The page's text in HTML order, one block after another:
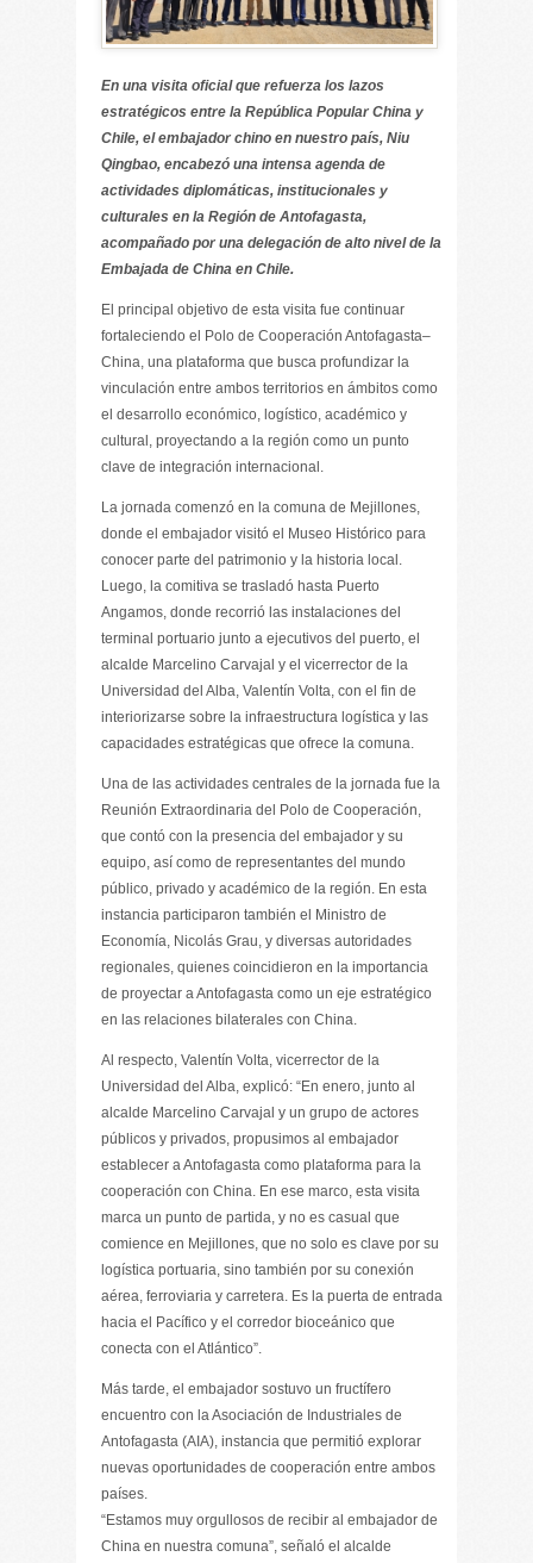
En una visita oficial que refuerza los lazos
estratégicos entre la República Popular China y
Chile, el embajador chino en nuestro país, Niu
Qingbao, encabezó una intensa agenda de
actividades diplomáticas, institucionales y
culturales en la Región de Antofagasta,
acompañado por una delegación de alto nivel de la
Embajada de China en Chile.
El principal objetivo de esta visita fue continuar
fortaleciendo el Polo de Cooperación Antofagasta–
China, una plataforma que busca profundizar la
vinculación entre ambos territorios en ámbitos como
el desarrollo económico, logístico, académico y
cultural, proyectando a la región como un punto
clave de integración internacional.
La jornada comenzó en la comuna de Mejillones,
donde el embajador visitó el Museo Histórico para
conocer parte del patrimonio y la historia local.
Luego, la comitiva se trasladó hasta Puerto
Angamos, donde recorrió las instalaciones del
terminal portuario junto a ejecutivos del puerto, el
alcalde Marcelino Carvajal y el vicerrector de la
Universidad del Alba, Valentín Volta, con el fin de
interiorizarse sobre la infraestructura logística y las
capacidades estratégicas que ofrece la comuna.
Una de las actividades centrales de la jornada fue la
Reunión Extraordinaria del Polo de Cooperación,
que contó con la presencia del embajador y su
equipo, así como de representantes del mundo
público, privado y académico de la región. En esta
instancia participaron también el Ministro de
Economía, Nicolás Grau, y diversas autoridades
regionales, quienes coincidieron en la importancia
de proyectar a Antofagasta como un eje estratégico
en las relaciones bilaterales con China.
Al respecto, Valentín Volta, vicerrector de la
Universidad del Alba, explicó: “En enero, junto al
alcalde Marcelino Carvajal y un grupo de actores
públicos y privados, propusimos al embajador
establecer a Antofagasta como plataforma para la
cooperación con China. En ese marco, esta visita
marca un punto de partida, y no es casual que
comience en Mejillones, que no solo es clave por su
logística portuaria, sino también por su conexión
aérea, ferroviaria y carretera. Es la puerta de entrada
hacia el Pacífico y el corredor bioceánico que
conecta con el Atlántico”.
Más tarde, el embajador sostuvo un fructífero
encuentro con la Asociación de Industriales de
Antofagasta (AIA), instancia que permitió explorar
nuevas oportunidades de cooperación entre ambos
países.
“Estamos muy orgullosos de recibir al embajador de
China en nuestra comuna”, señaló el alcalde